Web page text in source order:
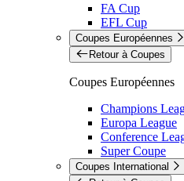
FA Cup
EFL Cup
Coupes Européennes
Retour à Coupes
Coupes Européennes
Champions
Europa League
Conference
Super Coupe
Coupes International